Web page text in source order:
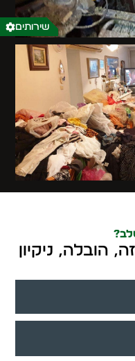
הובלה, ניקיון
שירותים